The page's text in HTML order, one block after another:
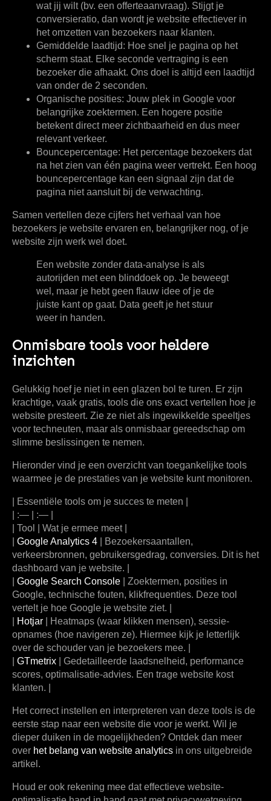
wat jij wilt (bv. een offerteaanvraag). Stijgt je
conversieratio, dan wordt je website effectiever in
het omzetten van bezoekers naar klanten.
Gemiddelde laadtijd: Hoe snel je pagina op het
scherm staat. Elke seconde vertraging is een
bezoeker die afhaakt. Ons doel is altijd een laadtijd
van onder de 2 seconden.
Organische posities: Jouw plek in Google voor
belangrijke zoektermen. Een hogere positie
betekent direct meer zichtbaarheid en dus meer
relevant verkeer.
Bouncepercentage: Het percentage bezoekers dat
na het zien van één pagina weer vertrekt. Een hoog
bouncepercentage kan een signaal zijn dat de
pagina niet aansluit bij de verwachting.
Samen vertellen deze cijfers het verhaal van hoe
bezoekers je website ervaren en, belangrijker nog, of je
website zijn werk wel doet.
Een website zonder data-analyse is als
autorijden met een blinddoek op. Je beweegt
wel, maar je hebt geen flauw idee of je de
juiste kant op gaat. Data geeft je het stuur
weer in handen.
Onmisbare tools voor heldere
inzichten
Gelukkig hoef je niet in een glazen bol te turen. Er zijn
krachtige, vaak gratis, tools die ons exact vertellen hoe je
website presteert. Zie ze niet als ingewikkelde speeltjes
voor techneuten, maar als onmisbaar gereedschap om
slimme beslissingen te nemen.
Hieronder vind je een overzicht van toegankelijke tools
waarmee je de prestaties van je website kunt monitoren.
| Essentiële tools om je succes te meten |
| :— | :— |
Tool Wat je ermee meet|
Google Analytics 4 | Bezoekersaantallen,
verkeersbronnen, gebruikersgedrag, conversies. Dit is het
dashboard van je website. |
Google Search Console | Zoektermen, posities in
Google, technische fouten, klikfrequenties. Deze tool
vertelt je hoe Google je website ziet. |
Hotjar | Heatmaps (waar klikken mensen), sessie-
opnames (hoe navigeren ze). Hiermee kijk je letterlijk
over de schouder van je bezoekers mee. |
GTmetrix | Gedetailleerde laadsnelheid, performance
scores, optimalisatie-advies. Een trage website kost
klanten. |
Het correct instellen en interpreteren van deze tools is de
eerste stap naar een website die voor je werkt. Wil je
dieper duiken in de mogelijkheden? Ontdek dan meer
over het belang van website analytics in ons uitgebreide
artikel.
Houd er ook rekening mee dat effectieve website-